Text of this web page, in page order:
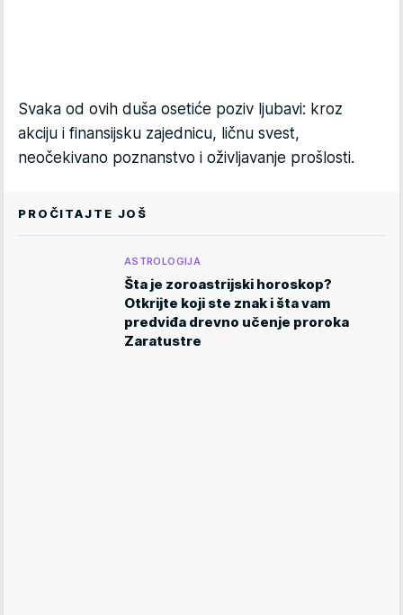
Svaka od ovih duša osetiće poziv ljubavi: kroz
akciju i finansijsku zajednicu, ličnu svest,
neočekivano poznanstvo i oživljavanje prošlosti.
PROČITAJTE JOŠ
ASTROLOGIJA
Šta je zoroastrijski horoskop?
Otkrijte koji ste znak i šta vam
predviđa drevno učenje proroka
Zaratustre